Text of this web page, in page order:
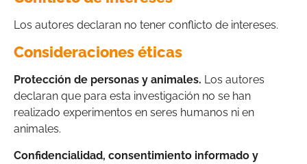
Los autores declaran no tener conflicto de intereses.
Consideraciones éticas
Protección de personas y animales. Los autores
declaran que para esta investigación no se han
realizado experimentos en seres humanos ni en
animales.
Confidencialidad, consentimiento informado y